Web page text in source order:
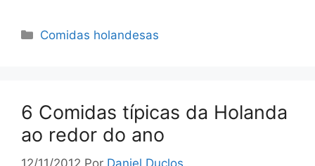
Categorias
Comidas holandesas
6 Comidas típicas da Holanda
ao redor do ano
12/11/2012 Por Daniel Duclos